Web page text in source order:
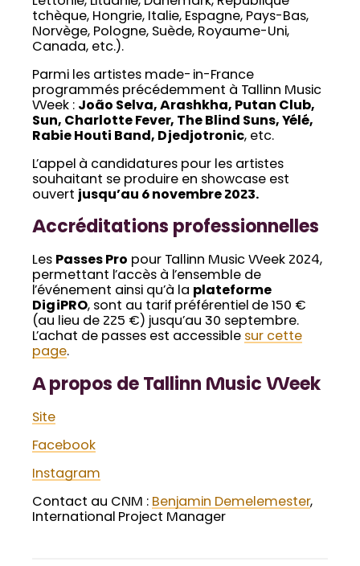
tchèque, Hongrie, Italie, Espagne, Pays-Bas,
Norvège, Pologne, Suède, Royaume-Uni,
Canada, etc.).
Parmi les artistes made-in-France
programmés précédemment à Tallinn Music
Week : João Selva, Arashkha, Putan Club,
Sun, Charlotte Fever, The Blind Suns, Yélé,
Rabie Houti Band, Djedjotronic, etc.
L’appel à candidatures pour les artistes
souhaitant se produire en showcase est
ouvert jusqu’au 6 novembre 2023.
Accréditations professionnelles
Les Passes Pro pour Tallinn Music Week 2024,
permettant l’accès à l’ensemble de
l’événement ainsi qu’à la plateforme
DigiPRO, sont au tarif préférentiel de 150 €
(au lieu de 225 €) jusqu’au 30 septembre.
L’achat de passes est accessible sur cette
page.
A propos de Tallinn Music Week
Site
Facebook
Instagram
Contact au CNM : Benjamin Demelemester,
International Project Manager